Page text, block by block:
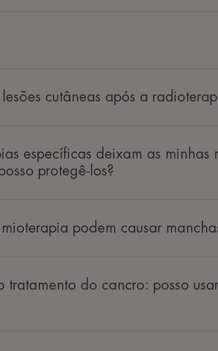
cutâneas após a
específicas deixam as minhas
protegê-los?
podem causar
do cancro: posso usar